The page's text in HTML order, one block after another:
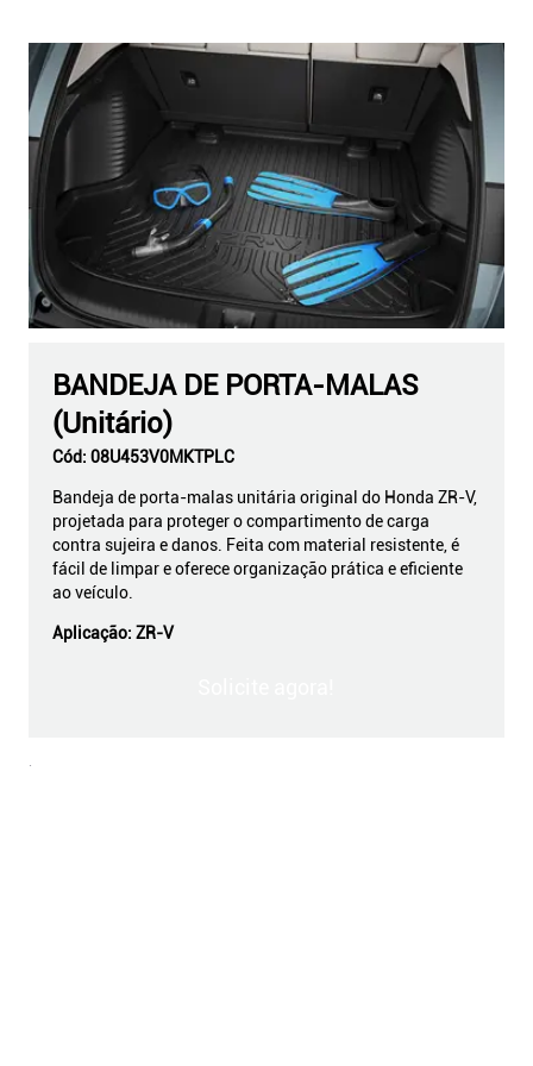
BANDEJA DE PORTA-MALAS
(Unitário)
Cód: 08U453V0MKTPLC
Bandeja de porta-malas unitária original do Honda ZR-V,
projetada para proteger o compartimento de carga
contra sujeira e danos. Feita com material resistente, é
fácil de limpar e oferece organização prática e eficiente
ao veículo.
Aplicação: ZR-V
.